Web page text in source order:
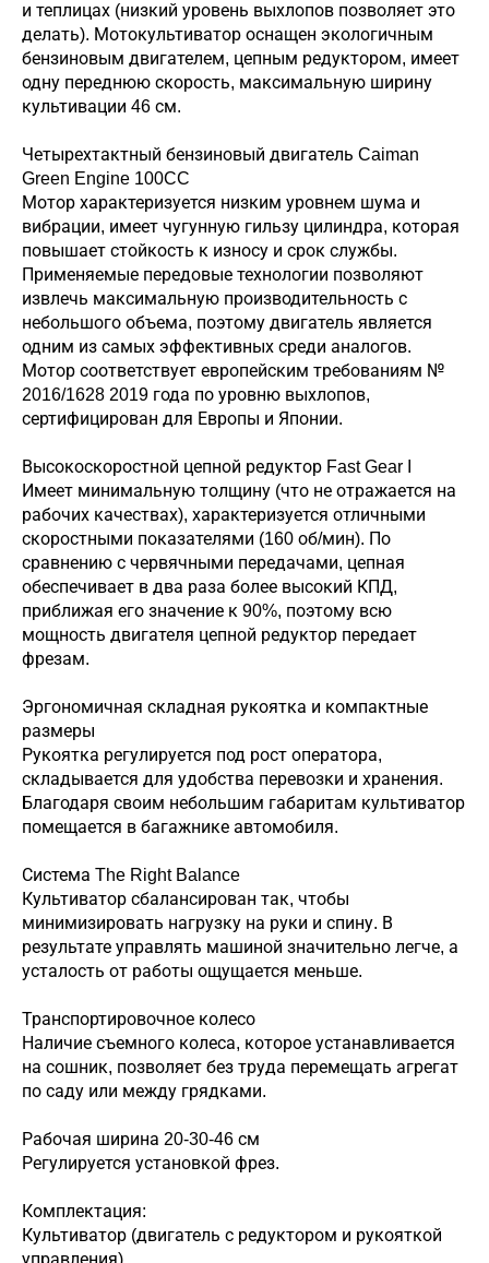
и теплицах (низкий уровень выхлопов позволяет это
делать). Мотокультиватор оснащен экологичным
бензиновым двигателем, цепным редуктором, имеет
одну переднюю скорость, максимальную ширину
культивации 46 см.
Четырехтактный бензиновый двигатель Caiman
Green Engine 100CC
Мотор характеризуется низким уровнем шума и
вибрации, имеет чугунную гильзу цилиндра, которая
повышает стойкость к износу и срок службы.
Применяемые передовые технологии позволяют
извлечь максимальную производительность с
небольшого объема, поэтому двигатель является
одним из самых эффективных среди аналогов.
Мотор соответствует европейским требованиям №
2016/1628 2019 года по уровню выхлопов,
сертифицирован для Европы и Японии.
Высокоскоростной цепной редуктор Fast Gear I
Имеет минимальную толщину (что не отражается на
рабочих качествах), характеризуется отличными
скоростными показателями (160 об/мин). По
сравнению с червячными передачами, цепная
обеспечивает в два раза более высокий КПД,
приближая его значение к 90%, поэтому всю
мощность двигателя цепной редуктор передает
фрезам.
Эргономичная складная рукоятка и компактные
размеры
Рукоятка регулируется под рост оператора,
складывается для удобства перевозки и хранения.
Благодаря своим небольшим габаритам культиватор
помещается в багажнике автомобиля.
Система The Right Balance
Культиватор сбалансирован так, чтобы
минимизировать нагрузку на руки и спину. В
результате управлять машиной значительно легче, а
усталость от работы ощущается меньше.
Транспортировочное колесо
Наличие съемного колеса, которое устанавливается
на сошник, позволяет без труда перемещать агрегат
по саду или между грядками.
Рабочая ширина 20-30-46 см
Регулируется установкой фрез.
Комплектация:
Культиватор (двигатель с редуктором и рукояткой
управления)